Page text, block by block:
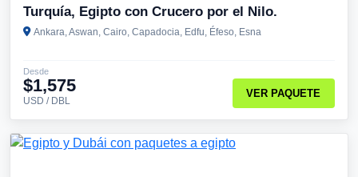
Turquía, Egipto con Crucero por el Nilo.
Ankara, Aswan, Cairo, Capadocia, Edfu, Éfeso, Esna
Desde
$1,575
USD / DBL
VER PAQUETE